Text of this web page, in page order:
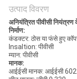
का
अनुरोध
NEWS
उत्पाद विवरण
अनियंत्रित पीवीसी
निर्माण:
कंडक्टर: ठोस या फंसे हुए
Insaltion: पीवीसी
म्यान: पीवीसी
मानक:
आईईसी मानक: आईईसी